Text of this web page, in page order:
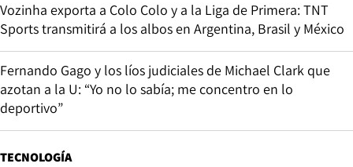
Vozinha exporta a Colo Colo y a la Liga de Primera: TNT
Sports transmitirá a los albos en Argentina, Brasil y México
Fernando Gago y los líos judiciales de Michael Clark que
azotan a la U: “Yo no lo sabía; me concentro en lo
deportivo”
TECNOLOGÍA